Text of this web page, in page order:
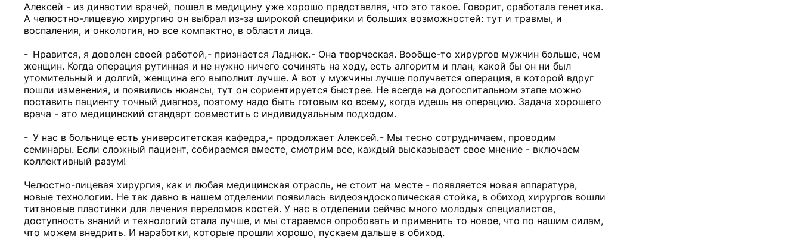
Алексей - из династии врачей, пошел в медицину уже хорошо представляя, что это такое. Говорит, сработала генетика.
А челюстно-лицевую хирургию он выбрал из-за широкой специфики и больших возможностей: тут и травмы, и
воспаления, и онкология, но все компактно, в области лица.
- Нравится, я доволен своей работой, - признается Ладнюк. - Она творческая. Вообще-то хирургов мужчин больше, чем
женщин. Когда операция рутинная и не нужно ничего сочинять на ходу, есть алгоритм и план, какой бы он ни был
утомительный и долгий, женщина его выполнит лучше. А вот у мужчины лучше получается операция, в которой вдруг
пошли изменения, и появились нюансы, тут он сориентируется быстрее. Не всегда на догоспитальном этапе можно
поставить пациенту точный диагноз, поэтому надо быть готовым ко всему, когда идешь на операцию. Задача хорошего
врача - это медицинский стандарт совместить с индивидуальным подходом.
- У нас в больнице есть университетская кафедра, - продолжает Алексей. - Мы тесно сотрудничаем, проводим
семинары. Если сложный пациент, собираемся вместе, смотрим все, каждый высказывает свое мнение - включаем
коллективный разум!
Челюстно-лицевая хирургия, как и любая медицинская отрасль, не стоит на месте - появляется новая аппаратура,
новые технологии. Не так давно в нашем отделении появилась видеоэндоскопическая стойка, в обиход хирургов вошли
титановые пластинки для лечения переломов костей. У нас в отделении сейчас много молодых специалистов,
доступность знаний и технологий стала лучше, и мы стараемся опробовать и применить то новое, что по нашим силам,
что можем внедрить. И наработки, которые прошли хорошо, пускаем дальше в обиход.